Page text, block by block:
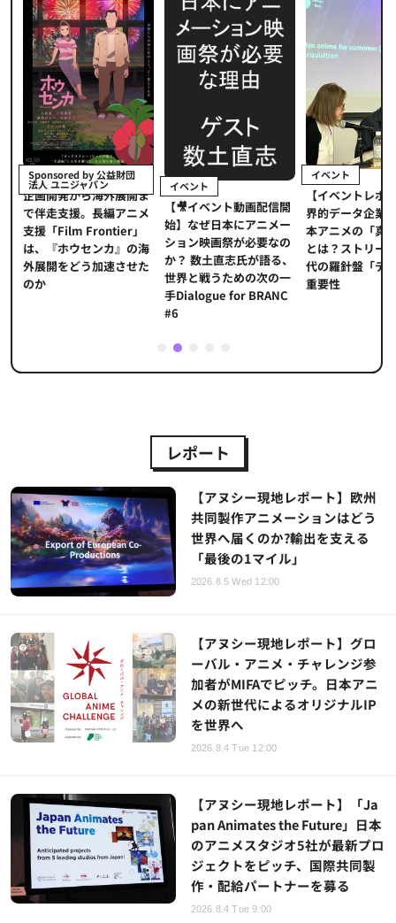
Sponsored by 公益財団
法人 ユニジャパン
企画開発から海外展開ま
で伴走支援。長編アニメ
支援「Film Frontier」
は、『ホウセンカ』の海
外展開をどう加速させた
のか
イベント
【🎥イベント動画配信開
始】なぜ日本にアニメー
ション映画祭が必要なの
か？ 数土直志氏が語る、
世界と戦うための次の一
手Dialogue for BRANC
#6
イベント
【イベントレポ
界的データ企業
本アニメの「真
とは？ストリー
代の羅針盤「デ
重要性
2
レポート
【アヌシー現地レポート】欧州
共同製作アニメーションはどう
世界へ届くのか?輸出を支える
「最後の1マイル」
2026.8.5 Wed 12:00
【アヌシー現地レポート】グロ
ーバル・アニメ・チャレンジ参
加者がMIFAでピッチ。日本アニ
メの新世代によるオリジナルIP
を世界へ
2026.8.4 Tue 12:00
【アヌシー現地レポート】「Ja
pan Animates the Future」日本
のアニメスタジオ5社が最新プロ
ジェクトをピッチ、国際共同製
作・配給パートナーを募る
2026.8.4 Tue 9:00